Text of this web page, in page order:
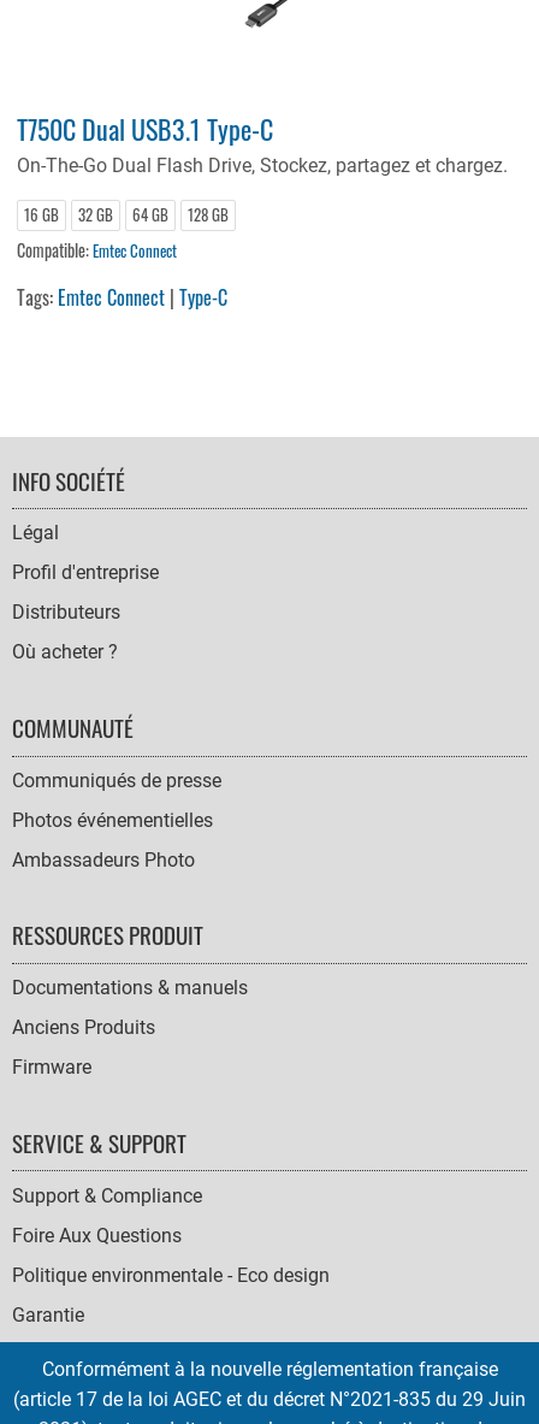
T750C Dual USB3.1 Type-C
On-The-Go Dual Flash Drive, Stockez, partagez et chargez.
16 GB 32 GB 64 GB 128 GB
Compatible:Emtec Connect
Tags: Emtec Connect |Type-C
FOOTER
NAVIGATION
INFO SOCIÉTÉ
Légal
Profil d'entreprise
Distributeurs
Où acheter ?
COMMUNAUTÉ
Communiqués de presse
Photos événementielles
Ambassadeurs Photo
RESSOURCES PRODUIT
Documentations & manuels
Anciens Produits
Firmware
SERVICE & SUPPORT
Support & Compliance
Foire Aux Questions
Politique environmentale - Eco design
Garantie
Conformément à la nouvelle réglementation française
(article 17 de la loi AGEC et du décret N°2021-835 du 29 Juin